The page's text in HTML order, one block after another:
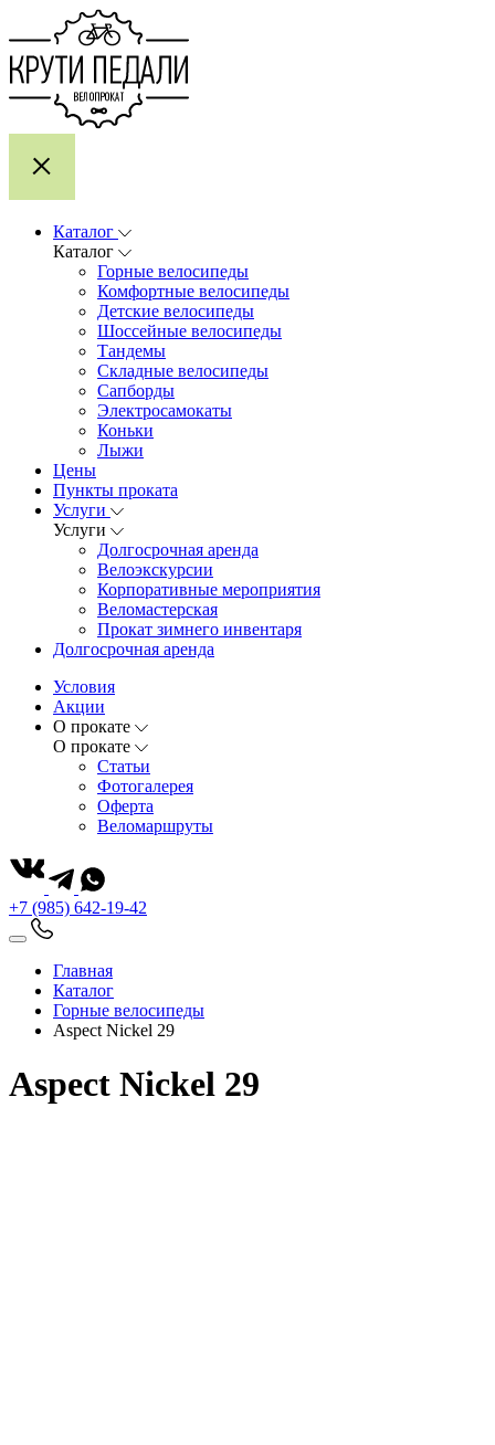
Каталог
Каталог
Горные велосипеды
Комфортные велосипеды
Детские велосипеды
Шоссейные велосипеды
Тандемы
Складные велосипеды
Сапборды
Электросамокаты
Коньки
Лыжи
Цены
Пункты проката
Услуги
Услуги
Долгосрочная аренда
Велоэкскурсии
Корпоративные мероприятия
Веломастерская
Прокат зимнего инвентаря
Долгосрочная аренда
Условия
Акции
О прокате
О прокате
Статьи
Фотогалерея
Оферта
Веломаршруты
+7 (985) 642-19-42
Главная
Каталог
Горные велосипеды
Aspect Nickel 29
Aspect Nickel 29